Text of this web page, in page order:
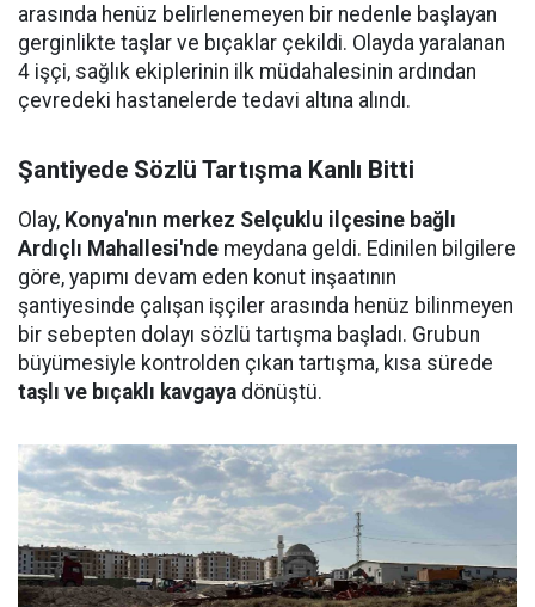
arasında henüz belirlenemeyen bir nedenle başlayan
gerginlikte taşlar ve bıçaklar çekildi. Olayda yaralanan
4 işçi, sağlık ekiplerinin ilk müdahalesinin ardından
çevredeki hastanelerde tedavi altına alındı.
Şantiyede Sözlü Tartışma Kanlı Bitti
Olay, Konya'nın merkez Selçuklu ilçesine bağlı
Ardıçlı Mahallesi'nde meydana geldi. Edinilen bilgilere
göre, yapımı devam eden konut inşaatının
şantiyesinde çalışan işçiler arasında henüz bilinmeyen
bir sebepten dolayı sözlü tartışma başladı. Grubun
büyümesiyle kontrolden çıkan tartışma, kısa sürede
taşlı ve bıçaklı kavgaya dönüştü.